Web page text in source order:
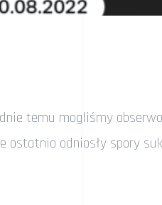
temu mogliśmy
ostatnio odniosły spory